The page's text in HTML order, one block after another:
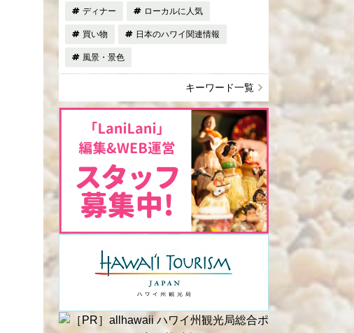
ディナー ローカルに人気
買い物 日本のハワイ関連情報
風景・景色
キーワード一覧